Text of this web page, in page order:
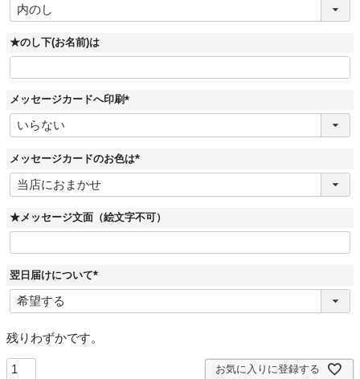
須
★のし下(お名前)は
メッセージカードへ印刷
(
須
メッセージカードのお色は
(
須
)
★メッセージ文面（絵文字不可）
翌日届けについて
(
須
残りわずかです。
お気に入りに登録する